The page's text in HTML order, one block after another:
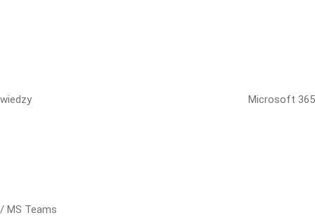
wiedzy Microsoft 365
/ MS Teams